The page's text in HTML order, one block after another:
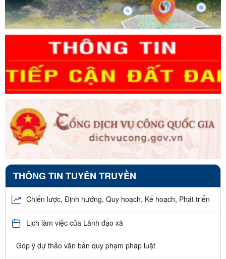
THÔNG TIN TUYÊN TRUYỀN
Chiến lược, Định hướng, Quy hoạch, Kế hoạch, Phát triển
Lịch làm việc của Lãnh đạo xã
Góp ý dự thảo văn bản quy phạm pháp luật